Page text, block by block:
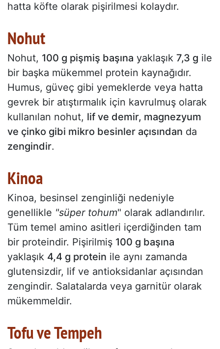
hatta köfte olarak pişirilmesi kolaydır.
Nohut
Nohut, 100 g pişmiş başına yaklaşık 7,3 g ile
bir başka mükemmel protein kaynağıdır.
Humus, güveç gibi yemeklerde veya hatta
gevrek bir atıştırmalık için kavrulmuş olarak
kullanılan nohut, lif ve demir, magnezyum
ve çinko gibi mikro besinler açısından da
zengindir.
Kinoa
Kinoa, besinsel zenginliği nedeniyle
genellikle "süper tohum" olarak adlandırılır.
Tüm temel amino asitleri içerdiğinden tam
bir proteindir. Pişirilmiş 100 g başına
yaklaşık 4,4 g protein ile aynı zamanda
glutensizdir, lif ve antioksidanlar açısından
zengindir. Salatalarda veya garnitür olarak
mükemmeldir.
Tofu ve Tempeh